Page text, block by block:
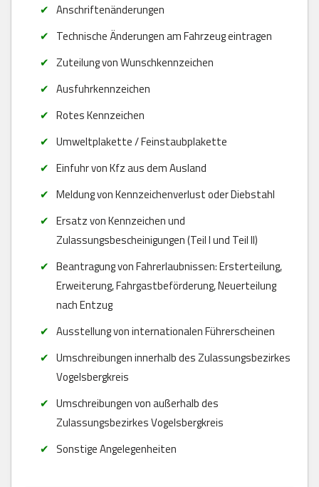
Anschriftenänderungen
Technische Änderungen am Fahrzeug eintragen
Zuteilung von Wunschkennzeichen
Ausfuhrkennzeichen
Rotes Kennzeichen
Umweltplakette / Feinstaubplakette
Einfuhr von Kfz aus dem Ausland
Meldung von Kennzeichenverlust oder Diebstahl
Ersatz von Kennzeichen und
Zulassungsbescheinigungen (Teil I und Teil II)
Beantragung von Fahrerlaubnissen: Ersterteilung,
Erweiterung, Fahrgastbeförderung, Neuerteilung
nach Entzug
Ausstellung von internationalen Führerscheinen
Umschreibungen innerhalb des Zulassungsbezirkes
Vogelsbergkreis
Umschreibungen von außerhalb des
Zulassungsbezirkes Vogelsbergkreis
Sonstige Angelegenheiten